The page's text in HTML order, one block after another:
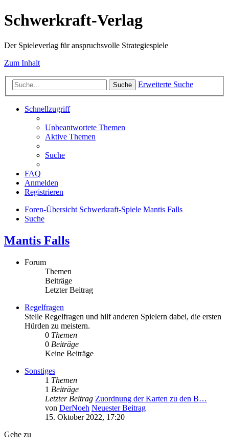
Schwerkraft-Verlag
Der Spieleverlag für anspruchsvolle Strategiespiele
Zum Inhalt
Suche Erweiterte Suche
Schnellzugriff
Unbeantwortete Themen
Aktive Themen
Suche
FAQ
Anmelden
Registrieren
Foren-Übersicht Schwerkraft-Spiele Mantis Falls
Suche
Mantis Falls
Forum
Themen
Beiträge
Letzter Beitrag
Regelfragen
Stelle Regelfragen und hilf anderen Spielern dabei, die ersten
Hürden zu meistern.
0 Themen
0 Beiträge
Keine Beiträge
Sonstiges
1 Themen
1 Beiträge
Letzter Beitrag Zuordnung der Karten zu den B…
von DerNoeh Neuester Beitrag
15. Oktober 2022, 17:20
Gehe zu